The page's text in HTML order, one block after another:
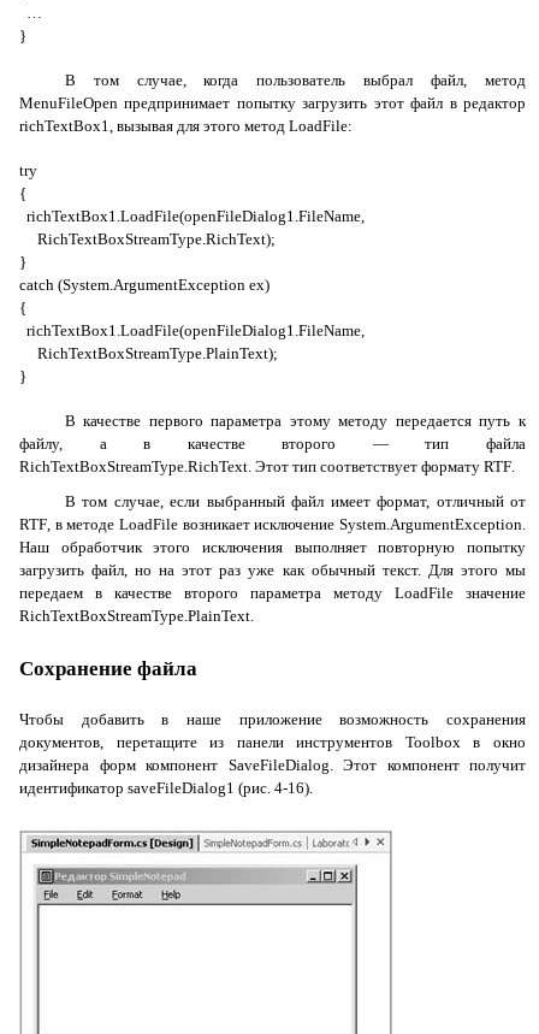
}
В том случае, когда пользователь выбрал файл, метод
MenuFileOpen предпринимает попытку загрузить этот файл в редактор
richTextBox1 , вызывая для этого метод LoadFile:
try
{
richTextBox1. LoadFile(openFileDialog1. FileName
RichTextBoxStreamType RichText);
}
catch (System ArgumentException ex)
{
richTextBox1. LoadFile(openFileDialog1. FileName
RichTextBoxStreamType PlainText);
}
В качестве первого параметра этому методу передается путь к
файлу, а в качестве второго — тип файла
RichTextBoxStreamType.RichText . Этот тип соответствует формату RTF
В том случае, если выбранный файл имеет формат, отличный от
RTF , в методе LoadFile возникает исключение System.ArgumentException
Наш обработчик этого исключения выполняет повторную попытку
загрузить файл, но на этот раз уже как обычный текст. Для этого мы
передаем в качестве второго параметра методу LoadFile значение
RichTextBoxStreamType.PlainText
Сохранение файла
Чтобы добавить в наше приложение возможность сохранения
документов, перетащите из панели инструментов Toolbox в окно
дизайнера форм компонент SaveFileDialog . Этот компонент получит
идентификатор saveFileDialog1 (рис. 4-16).